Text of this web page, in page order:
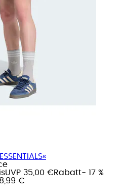
UVP 35,00 €Rabatt- 17 %
€